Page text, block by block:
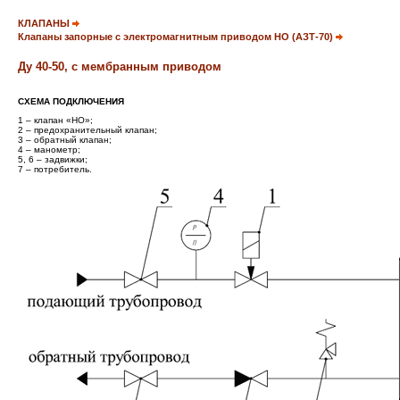
КЛАПАНЫ
Клапаны запорные с электромагнитным приводом НО (АЗТ-70)
Ду 40-50, с мембранным приводом
СХЕМА ПОДКЛЮЧЕНИЯ
1 – клапан «НО»;
2 – предохранительный клапан;
3 – обратный клапан;
4 – манометр;
5, 6 – задвижки;
7 – потребитель.